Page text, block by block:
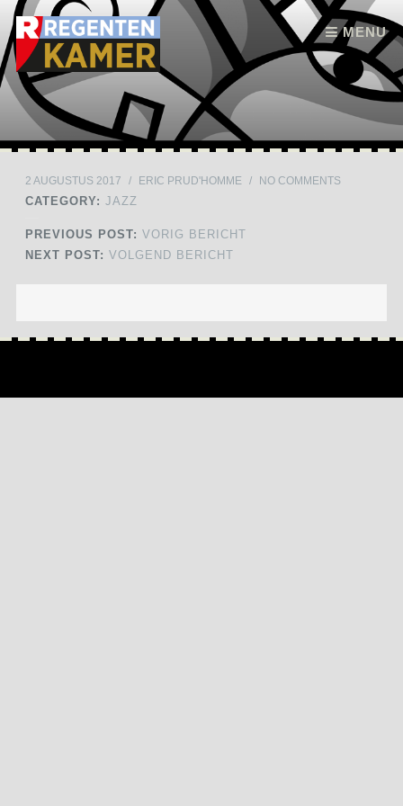
MENU
Skip to content
2 AUGUSTUS 2017 / ERIC PRUD'HOMME / NO COMMENTS
CATEGORY: JAZZ
PREVIOUS POST: VORIG BERICHT
NEXT POST: VOLGEND BERICHT